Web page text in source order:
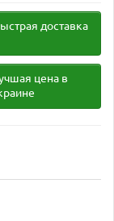
доставка
цена в